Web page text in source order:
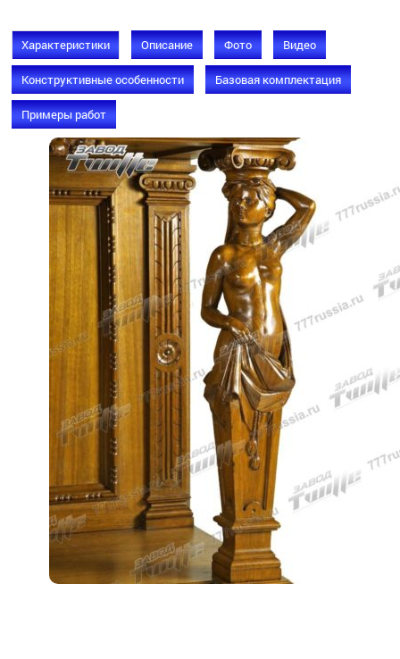
Характеристики Описание Фото Видео
Конструктивные особенности Базовая комплектация
Примеры работ